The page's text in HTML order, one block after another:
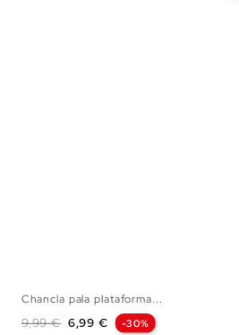
36
Chancla pala plataforma...
Precio base
9,99 € Precio
6,99 € -30%